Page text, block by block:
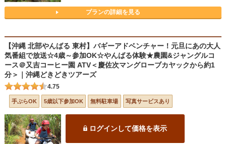
プランの詳細を見る
【沖縄 北部やんばる 東村】バギーアドベンチャー！元旦にあの大人
気番組で放送☆4歳～参加OK☆やんばる体験★農園&ジャングルコ
ース＠又吉コーヒー園 ATV＜慶佐次マングローブカヤックから約1
分＞｜沖縄どきどきツアーズ
4.75
手ぶらOK 5歳以下参加OK 無料駐車場 写真サービスあり
ログインして価格を表示